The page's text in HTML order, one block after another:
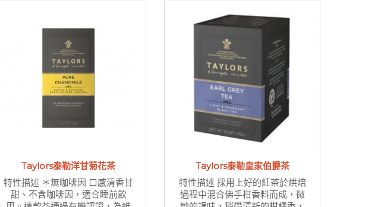
Taylors泰勒洋甘菊花茶
特性描述 ＊無咖啡因 口感清香甘
甜、不含咖啡因，適合睡前飲
Taylors泰勒皇家伯爵茶
特性描述 採用上好的紅茶於烘焙
過程中混合佛手柑香料而成，微